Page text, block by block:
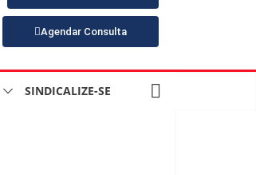
Agendar Consulta
SINDICALIZE-SE